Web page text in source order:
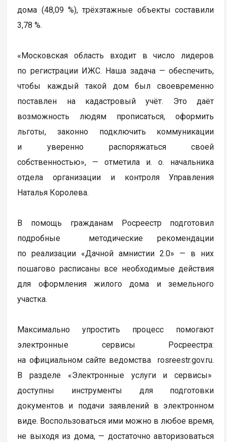
дома (48,09 %), трёхэтажные объекты составили
3,78 %.
«Московская область входит в число лидеров
по регистрации ИЖС. Наша задача — обеспечить,
чтобы каждый такой дом был своевременно
поставлен на кадастровый учёт. Это даёт
возможность людям прописаться, оформить
льготы, законно подключить коммуникации
и уверенно распоряжаться своей
собственностью», — отметила и. о. начальника
отдела организации и контроля Управления
Наталья Королева.
В помощь гражданам Росреестр подготовил
подробные методические рекомендации
по реализации «Дачной амнистии 2.0» — в них
пошагово расписаны все необходимые действия
для оформления жилого дома и земельного
участка.
Максимально упростить процесс помогают
электронные сервисы Росреестра:
на официальном сайте ведомства rosreestr.gov.ru.
В разделе «Электронные услуги и сервисы»
доступны инструменты для подготовки
документов и подачи заявлений в электронном
виде. Воспользоваться ими можно в любое время,
не выходя из дома, — достаточно авторизоваться